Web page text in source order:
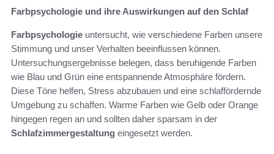
Farbpsychologie und ihre Auswirkungen auf den Schlaf
Farbpsychologie untersucht, wie verschiedene Farben unsere
Stimmung und unser Verhalten beeinflussen können.
Untersuchungsergebnisse belegen, dass beruhigende Farben
wie Blau und Grün eine entspannende Atmosphäre fördern.
Diese Töne helfen, Stress abzubauen und eine schlaffördernde
Umgebung zu schaffen. Warme Farben wie Gelb oder Orange
hingegen regen an und sollten daher sparsam in der
Schlafzimmergestaltung eingesetzt werden.